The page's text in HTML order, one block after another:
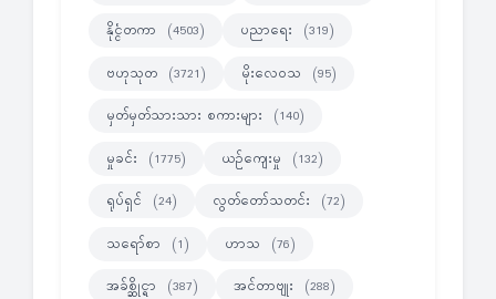
နိုင္ငံတကာ (4503) ပညာရေး (319)
ဗဟုသုတ (3721) မိုးလေဝသ (95)
မှတ်မှတ်သားသား စကားများ (140)
မှုခင်း (1775) ယဉ်ကျေးမှု (132)
ရုပ်ရှင် (24) လွတ်တော်သတင်း (72)
သရော်စာ (1) ဟာသ (76)
အခ်စ္ဆိုင္ရာ (387) အင်တာဗျုး (288)